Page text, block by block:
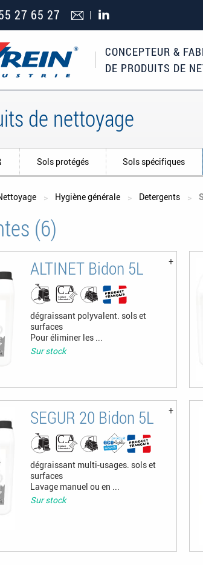
27 65 27
CONCEPTEUR &
DE PRODUITS DE
de nettoyage
Sols protégés Sols spécifiques
ici Hygiène générale Detergents
(6)
ALTINET Bidon 5L
dégraissant polyvalent. sols et
surfaces
Pour éliminer les ...
Sur stock
SEGUR 20 Bidon 5L
dégraissant multi-usages. sols et
surfaces
Lavage manuel ou en ...
Sur stock